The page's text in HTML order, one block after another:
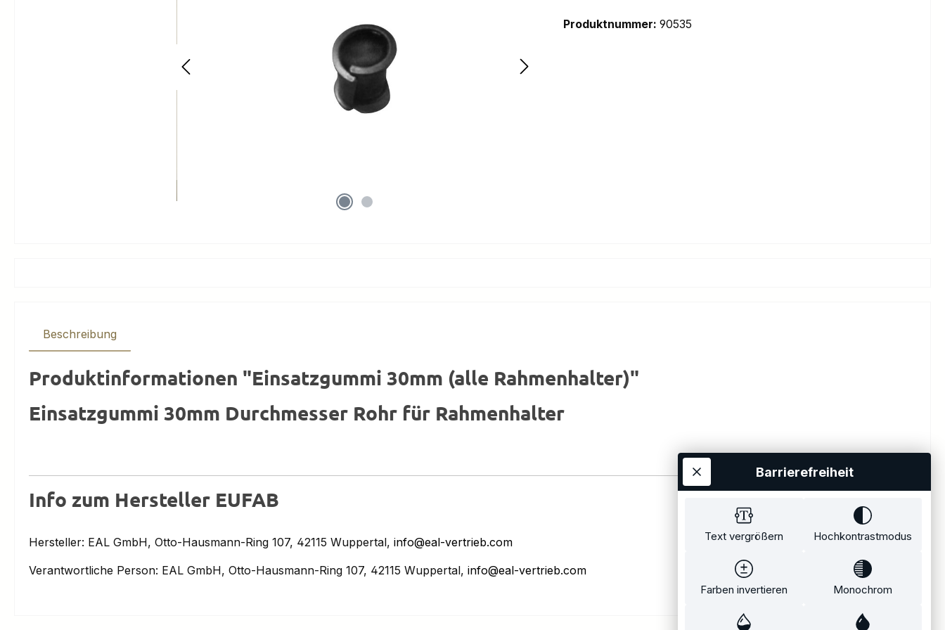
Produktnummer: 90535
Beschreibung
Produktinformationen "Einsatzgummi 30mm (alle Rahmenhalter)"
Einsatzgummi 30mm Durchmesser Rohr für Rahmenhalter
Info zum Hersteller EUFAB
Hersteller: EAL GmbH, Otto-Hausmann-Ring 107, 42115 Wuppertal, info@eal-vertrieb.com
Verantwortliche Person: EAL GmbH, Otto-Hausmann-Ring 107, 42115 Wuppertal, info@eal-vertrieb.com
Text vergrößern Hochkontrastmodus
Farben invertieren Monochrom
Barrierefreiheit